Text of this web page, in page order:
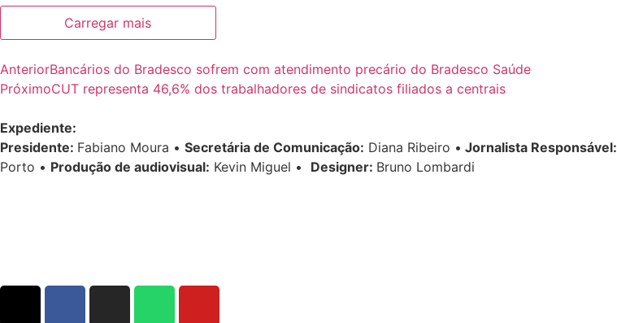
Carregar mais
AnteriorBancários do Bradesco sofrem com atendimento precário do Bradesco Saúde
PróximoCUT representa 46,6% dos trabalhadores de sindicatos filiados a centrais
Expediente:
Presidente: Fabiano Moura • Secretária de Comunicação: Diana Ribeiro • Jornalista Responsável:
Porto • Produção de audiovisual: Kevin Miguel • Designer: Bruno Lombardi